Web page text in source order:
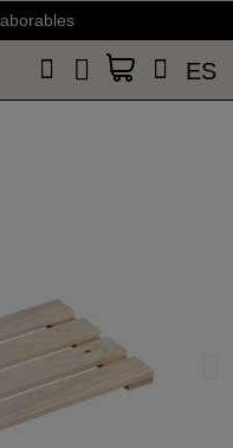
y 75€ (Portugal)
ES